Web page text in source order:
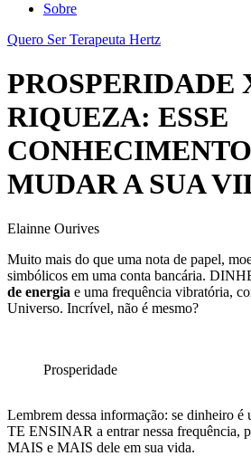
Sobre
Quero Ser Terapeuta Hertz
PROSPERIDADE
RIQUEZA: ESSE
MUDAR A SUA
Elainne Ourives
Muito mais do que uma nota de papel,
simbólicos em uma conta bancária.
de energia e uma frequência vibratória,
Universo. Incrível, não é mesmo?
Prosperidade
Lembrem dessa informação: se dinheiro é
TE ENSINAR a entrar nessa
MAIS e MAIS dele em sua vida.